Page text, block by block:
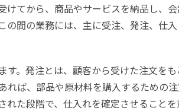
けてから、商品やサービスを納品し、
の間の業務には、主に受注、発注、仕入
す。発注とは、顧客から受けた注文を
れば、部品や原材料を購入するための
れた段階で、仕入れを確定させること